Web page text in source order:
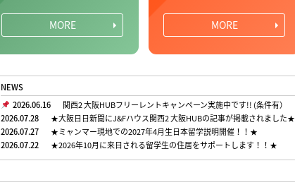
MORE MORE
NEWS
2026.06.16
関西2 大阪HUBフリーレントキャンペーン実施中です!! (条件有）
2026.07.28
★大阪日日新聞にJ&Fハウス関西2 大阪HUBの記事が掲載されました★
2026.07.27
★ミャンマー現地での2027年4月生日本留学説明開催！！★
2026.07.22
★2026年10月に来日される留学生の住居をサポートします！！★